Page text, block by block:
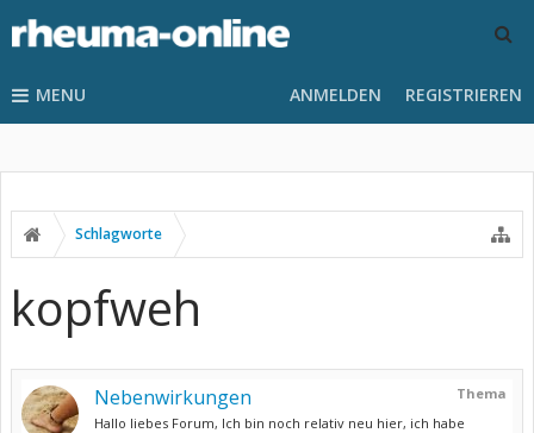
MENU ANMELDEN REGISTRIEREN
Schlagworte
kopfweh
Thema
Nebenwirkungen
Hallo liebes Forum, Ich bin noch relativ neu hier, ich habe